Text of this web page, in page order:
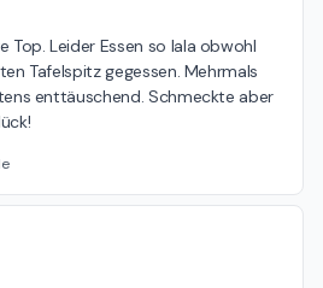
Top. Leider Essen so lala obwohl
Tafelspitz gegessen. Mehrmals
enttäuschend. Schmeckte aber